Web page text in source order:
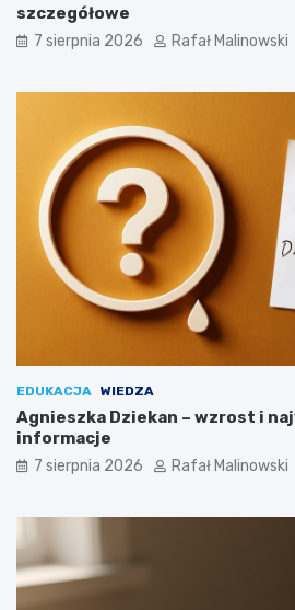
szczegółowe
7 sierpnia 2026 Rafał Malinowski
EDUKACJA WIEDZA
Agnieszka Dziekan – wzrost i
informacje
7 sierpnia 2026 Rafał Malinowski